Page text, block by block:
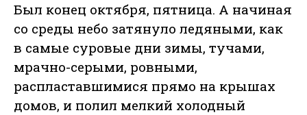
Был конец октября, пятница. А начиная
со среды небо затянуло ледяными, как
в самые суровые дни зимы, тучами,
мрачно-серыми, ровными,
распластавшимися прямо на крышах
домов, и полил мелкий холодный